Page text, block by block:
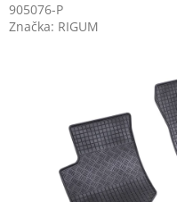
905076-P
Značka: RIGUM